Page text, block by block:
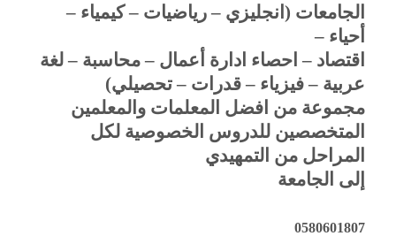
الجامعات (انجليزي – رياضيات – كيمياء –
أحياء –
اقتصاد – احصاء ادارة أعمال – محاسبة – لغة
عربية – فيزياء – قدرات – تحصيلي)
مجموعة من افضل المعلمات والمعلمين
المتخصصين للدروس الخصوصية لكل
المراحل من التمهيدي
إلى الجامعة
0580601807